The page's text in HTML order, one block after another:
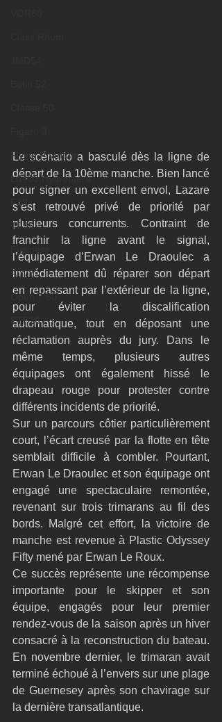
Flying Phantom
L&#39;Hydroptère
F18
TF35
Business
AC75
Open 7.50
ETF26
Le scénario a basculé dès la ligne de
départ de la 10ème manche. Bien lancé
pour signer un excellent envol, Lazare
s’est retrouvé privé de priorité par
plusieurs concurrents. Contraint de
franchir la ligne avant le signal,
l’équipage d’Erwan Le Draoulec a
immédiatement dû réparer son départ
en repassant par l’extérieur de la ligne,
pour éviter la discalification
automatique, tout en déposant une
réclamation auprès du jury. Dans le
même temps, plusieurs autres
équipages ont également hissé le
drapeau rouge pour protester contre
différents incidents de priorité.
Sur un parcours côtier particulièrement
court, l’écart creusé par la flotte en tête
semblait difficile à combler. Pourtant,
Erwan Le Draoulec et son équipage ont
engagé une spectaculaire remontée,
revenant sur trois trimarans au fil des
bords. Malgré cet effort, la victoire de
manche est revenue à Plastic Odyssey
Fifty mené par Erwan Le Roux.
Ce succès représente une récompense
importante pour le skipper et son
équipe, engagés pour leur premier
rendez-vous de la saison après un hiver
consacré à la reconstruction du bateau.
En novembre dernier, le trimaran avait
terminé échoué à l’envers sur une plage
de Guernesey après son chavirage sur
la dernière transatlantique.